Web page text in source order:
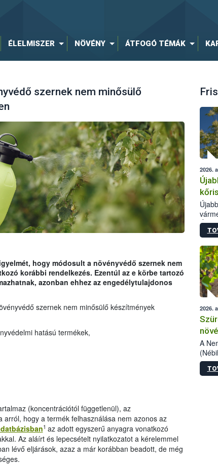
ÉLELMISZER NÖVÉNY ÁTFOGÓ TÉMÁK
szernek nem minősülő
hogy módosult a növényvédő szernek nem
korábbi rendelkezés. Ezentúl az e körbe tartozó
azonban ehhez az engedélytulajdonos
szernek nem minősülő készítmények
hatású termékek,
(koncentrációtól függetlenül), az
hogy a termék felhasználása nem azonos az
1 az adott egyszerű anyagra vonatkozó
Az aláírt és lepecsételt nyilatkozatot a kérelemmel
lévő eljárások, azaz a már korábban beadott, de még
2026.
2026.
A